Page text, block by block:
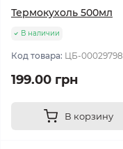
Термокухоль 500мл
В наличии
Код товара: ЦБ-00029798
199.00 грн
В корзину